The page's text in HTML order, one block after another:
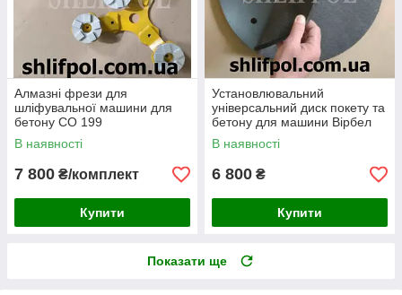
Алмазні фрези для
шліфувальної машини для
бетону CO 199
В наявності
7 800 ₴/комплект
Купити
Установлювальний
універсальний диск покету та
бетону для машини Вірбел
В наявності
6 800 ₴
Купити
Показати ще